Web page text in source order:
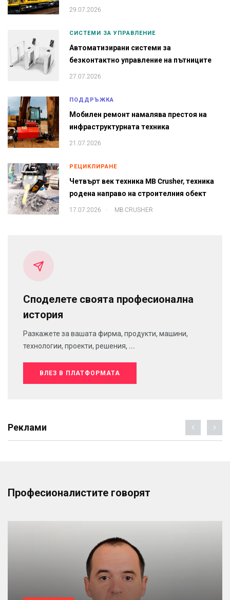
29.07.2026
СИСТЕМИ ЗА УПРАВЛЕНИЕ
Автоматизирани системи за
безконтактно управление на пътниците
27.07.2026
ПОДДРЪЖКА
Мобилен ремонт намалява престоя на
инфраструктурната техника
21.07.2026
РЕЦИКЛИРАНЕ
Четвърт век техника MB Crusher, техника
родена направо на строителния обект
17.07.2026 MB CRUSHER
Споделете своята професионална
история
Разкажете за вашата фирма, продукти, машини,
технологии, проекти, решения, ...
ВЛЕЗ В ПЛАТФОРМАТА
Реклами
Професионалистите говорят